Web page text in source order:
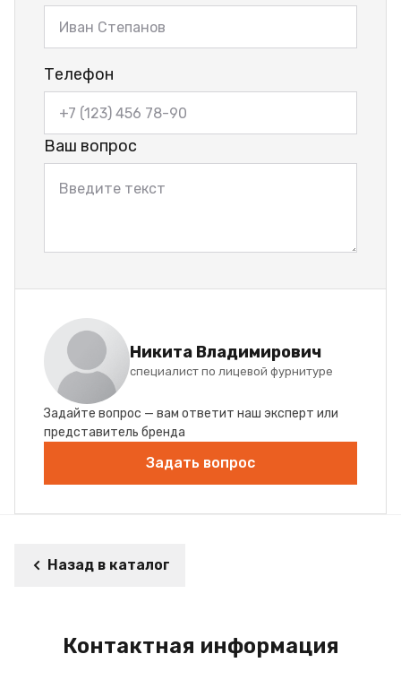
Телефон
Ваш вопрос
Никита Владимирович
специалист по лицевой фурнитуре
Задайте вопрос — вам ответит наш эксперт или
представитель бренда
Задать вопрос
Назад в каталог
Контактная информация